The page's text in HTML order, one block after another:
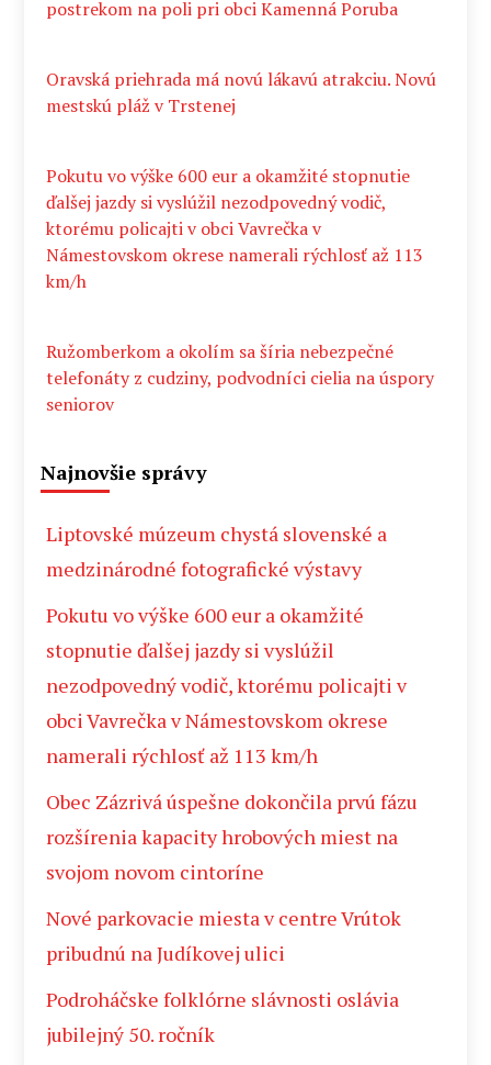
postrekom na poli pri obci Kamenná Poruba
Oravská priehrada má novú lákavú atrakciu. Novú
mestskú pláž v Trstenej
Pokutu vo výške 600 eur a okamžité stopnutie
ďalšej jazdy si vyslúžil nezodpovedný vodič,
ktorému policajti v obci Vavrečka v
Námestovskom okrese namerali rýchlosť až 113
km/h
Ružomberkom a okolím sa šíria nebezpečné
telefonáty z cudziny, podvodníci cielia na úspory
seniorov
Najnovšie správy
Liptovské múzeum chystá slovenské a
medzinárodné fotografické výstavy
Pokutu vo výške 600 eur a okamžité
stopnutie ďalšej jazdy si vyslúžil
nezodpovedný vodič, ktorému policajti v
obci Vavrečka v Námestovskom okrese
namerali rýchlosť až 113 km/h
Obec Zázrivá úspešne dokončila prvú fázu
rozšírenia kapacity hrobových miest na
svojom novom cintoríne
Nové parkovacie miesta v centre Vrútok
pribudnú na Judíkovej ulici
Podroháčske folklórne slávnosti oslávia
jubilejný 50. ročník